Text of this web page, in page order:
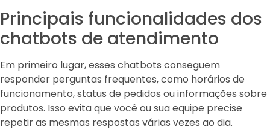
Principais funcionalidades dos
chatbots de atendimento
Em primeiro lugar, esses chatbots conseguem
responder perguntas frequentes, como horários de
funcionamento, status de pedidos ou informações sobre
produtos. Isso evita que você ou sua equipe precise
repetir as mesmas respostas várias vezes ao dia.